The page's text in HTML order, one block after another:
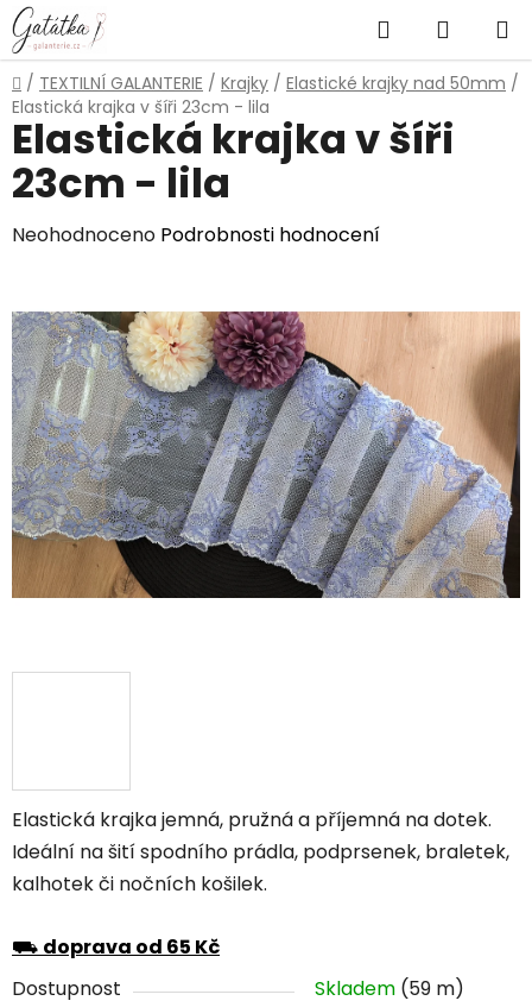
Přejít
na
obsah
Hledat
KOŠÍK
Domů
/ TEXTILNÍ GALANTERIE / Krajky / Elastické krajky nad 50mm /
Elastická krajka v šíři 23cm - lila
Elastická krajka jemná, pružná a příjemná na dotek.
Ideální na šití spodního prádla, podprsenek, braletek,
kalhotek či nočních košilek.
⛟ doprava od 65 Kč
Dostupnost
Skladem (59 m)
Elastická krajka v šíři
23cm - lila
Průměrné
je
0,0
z
5
hvězdiček.
Neohodnoceno Podrobnosti hodnocení